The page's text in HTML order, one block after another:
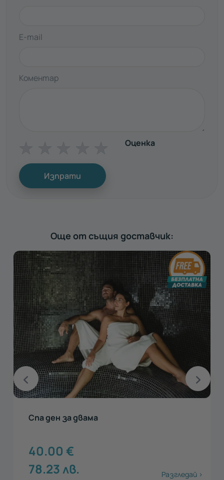
E-mail
Коментар
Оценка
Изпрати
Още от същия доставчик:
Спа ден за двама
40.00 €
78.23лв. Разгледай >